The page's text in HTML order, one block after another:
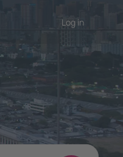
Log in